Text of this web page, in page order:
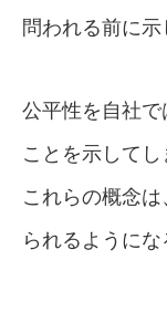
問われる前に示
公平性を自社で
ことを示してし
これらの概念
られるようにな